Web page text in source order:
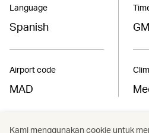
Language
Spanish
Airport code
MAD
Find the best
Kami menggunakan cookie untuk